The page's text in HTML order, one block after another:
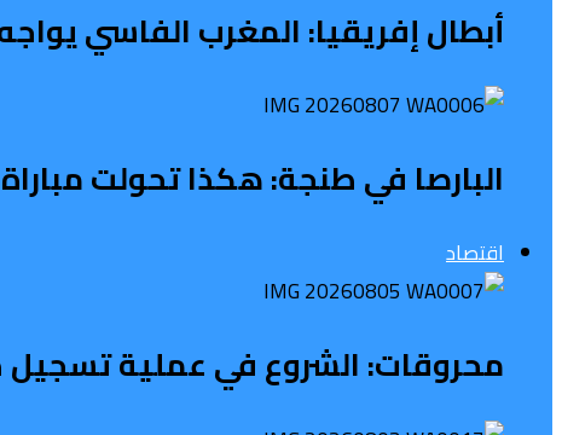
أبطال إفريقيا: المغرب الفاسي
البارصا في طنجة: هكذا تحولت
اقتصاد
محروقات: الشروع في عملية تسجيل